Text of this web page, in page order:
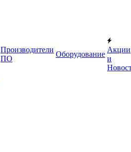
Производители
ПО
Оборудование
Акции
и